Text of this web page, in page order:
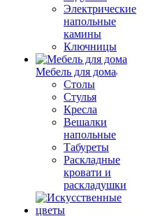
Электрические
напольные
камины
Ключницы
Мебель для дома
Столы
Стулья
Кресла
Вешалки
напольные
Табуреты
Раскладные
кровати и
раскладушки